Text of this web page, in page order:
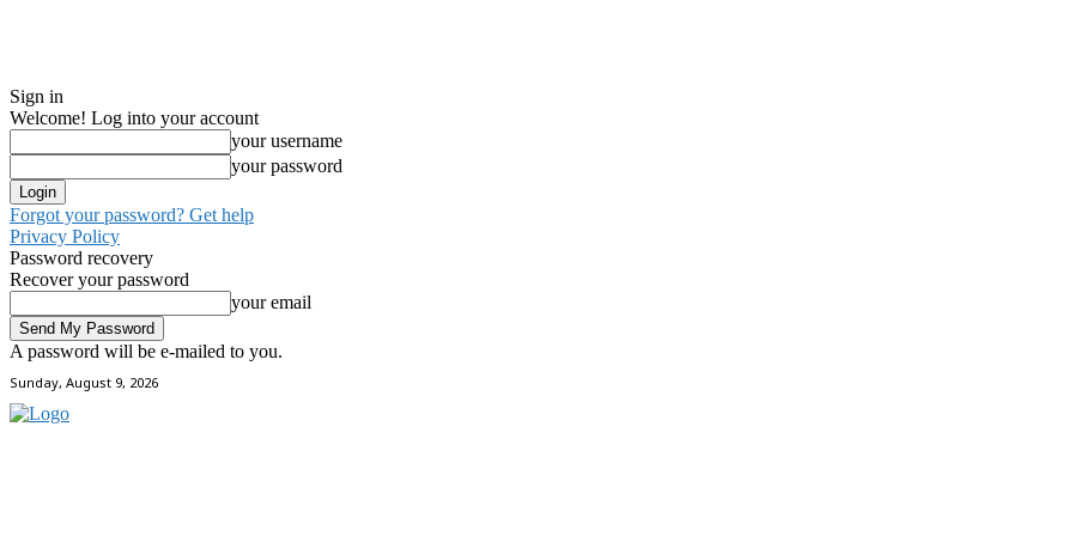
Sign in
Welcome! Log into your account
your username
your password
Forgot your password? Get help
Privacy Policy
Password recovery
Recover your password
your email
A password will be e-mailed to you.
Sunday, August 9, 2026